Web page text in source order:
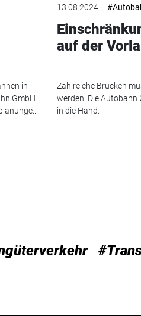
in
GmbH
13.08.2024
auf der
Zahlreiche Brücken
werden. Die Autobahn
in die Hand.